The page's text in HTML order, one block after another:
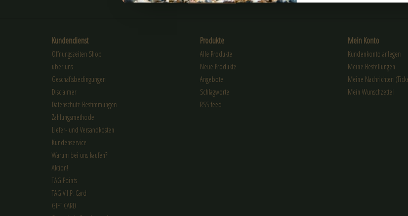
Kundendienst
Öffnungszeiten Shop
über uns
Geschäftsbedingungen
Disclaimer
Datenschutz-Bestimmungen
Zahlungsmethode
Liefer- und Versandkosten
Kundenservice
Warum bei uns kaufen?
Aktion!
TAG Points
TAG V.I.P. Card
GIFT CARD
Produkte
Alle Produkte
Neue Produkte
Angebote
Schlagworte
RSS feed
Mein Konto
Kundenkonto anlegen
Meine Bestellungen
Meine Nachrichten
Mein Wunschzettel